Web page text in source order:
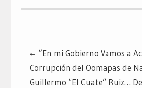
Navegación
de
entradas
“En mi Gobierno Vamos a
Corrupción del Oomapas de
Guillermo “El Cuate” Ruiz…